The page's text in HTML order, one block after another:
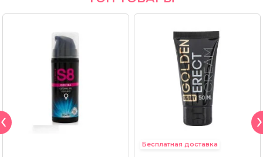
Бесплатная доставка